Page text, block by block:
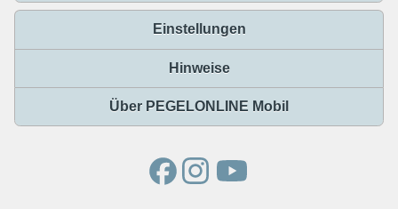
Einstellungen
Hinweise
Über PEGELONLINE Mobil